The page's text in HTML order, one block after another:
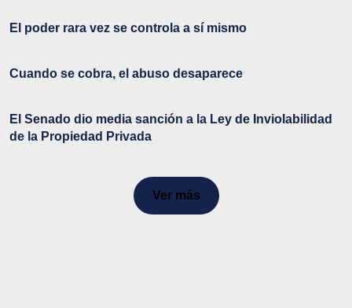
El poder rara vez se controla a sí mismo
Cuando se cobra, el abuso desaparece
El Senado dio media sanción a la Ley de Inviolabilidad
de la Propiedad Privada
Ver más